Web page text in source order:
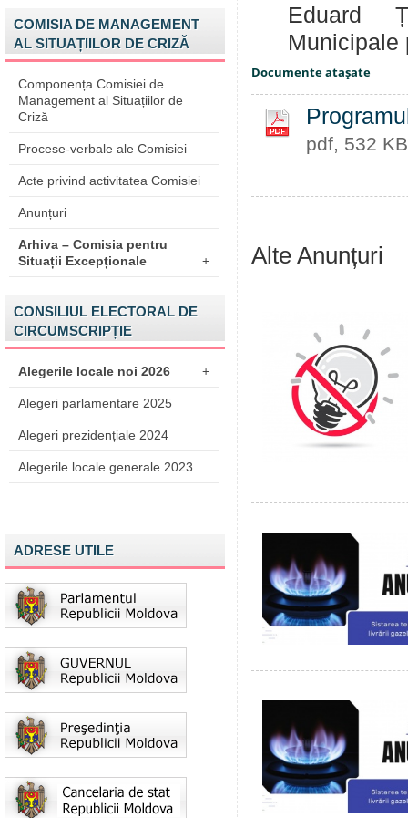
COMISIA DE MANAGEMENT
AL SITUAȚIILOR DE CRIZĂ
Componența Comisiei de
Management al Situațiilor de
Criză
Procese-verbale ale Comisiei
Acte privind activitatea Comisiei
Anunțuri
Arhiva – Comisia pentru
Situații Excepționale
+
CONSILIUL ELECTORAL DE
CIRCUMSCRIPȚIE
Alegerile locale noi 2026 +
Alegeri parlamentare 2025
Alegeri prezidențiale 2024
Alegerile locale generale 2023
ADRESE UTILE
Eduard
Municipale
Documente ataşate
pdf, 532 KB
Alte Anunțuri